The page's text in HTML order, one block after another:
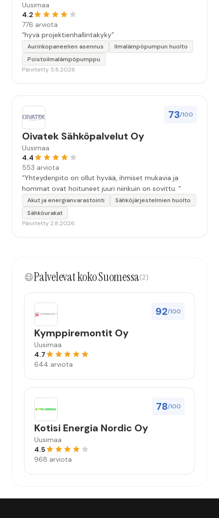
Uusimaa
4.2
776 arviota
“hyvä projektienhallintakyky”
Aurinkopaneelien asennus
Ilmalämpöpumpun huolto
Poistoilmalämpöpumppu
Päivitetty 5.8.2026
73/100
Oivatek Sähköpalvelut Oy
Uusimaa
4.4
553 arviota
“Yhteydenpito on ollut hyvää, ihmiset mukavia ja
hommat ovat hoituneet juuri niinkuin on sovittu. ”
Akut ja energianvarastointi
Sähköjärjestelmien huolto
Sähköurakat
Päivitetty 2.8.2026
Palvelevat koko Suomessa(2)
92/100
Kymppiremontit Oy
Uusimaa
4.7
644 arviota
78/100
Kotisi Energia Nordic Oy
Uusimaa
4.5
968 arviota